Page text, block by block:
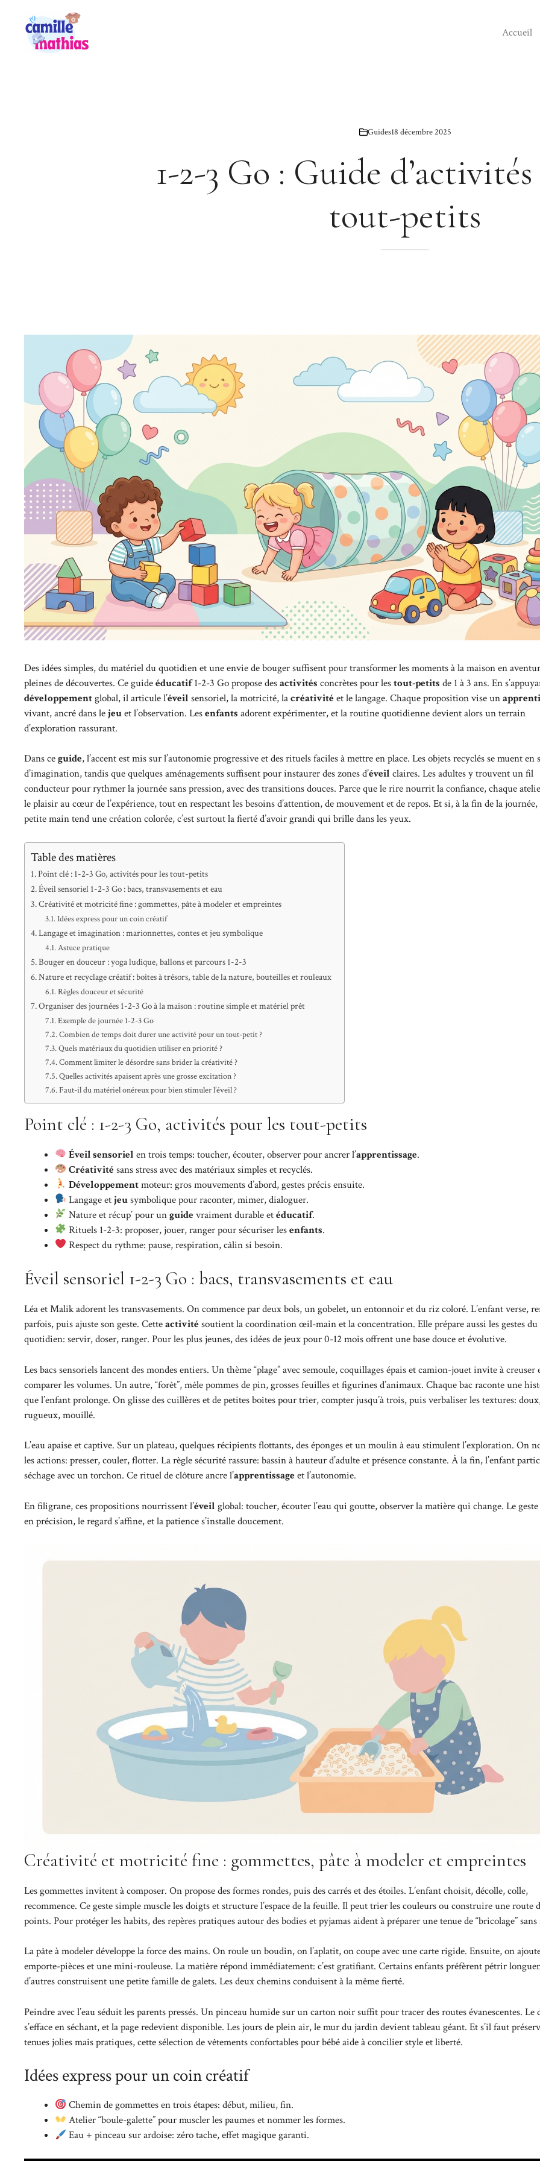
contenu
Accueil
Guides18 décembre 2025
1-2-3 Go : Guide
tout-petits
Des idées simples, du matériel du quotidien et une envie de bouger suffisent pour transformer les moments à la maison en
pleines de découvertes. Ce guideéducatif1-2-3 Go propose desactivités concrètes pour lestout-petits de 1 à 3 ans. En
développementglobal, il articule l’éveil sensoriel, la motricité, lacréativitéet le langage. Chaque proposition vise un
vivant, ancré dans lejeuet l’observation. Lesenfants adorent expérimenter, et la routine quotidienne devient alors un terrain
d’exploration rassurant.
Dans ceguide, l’accent est mis sur l’autonomie progressive et des rituels faciles à mettre en place. Les objets recyclés se muent en
d’imagination, tandis que quelques aménagements suffisent pour instaurer des zones d’éveil claires. Les adultes y trouvent un fil
conducteur pour rythmer la journée sans pression, avec des transitions douces. Parce que le rire nourrit la confiance, chaque
le plaisir au cœur de l’expérience, tout en respectant les besoins d’attention, de mouvement et de repos. Et si, à la fin de la
petite main tend une création colorée, c’est surtout la fierté d’avoir grandi qui brille dans les yeux.
Table des matières
Point clé : 1-2-3 Go, activités pour les tout-petits
Éveil sensoriel 1-2-3 Go : bacs, transvasements et eau
Créativité et motricité fine : gommettes, pâte à modeler et empreintes
Idées express pour un coin créatif
Langage et imagination : marionnettes, contes et jeu symbolique
Astuce pratique
Bouger en douceur : yoga ludique, ballons et parcours 1-2-3
Nature et recyclage créatif : boîtes à trésors, table de la nature, bouteilles et rouleaux
Règles douceur et sécurité
Organiser des journées 1-2-3 Go à la maison : routine simple et matériel prêt
Exemple de journée 1-2-3 Go
Combien de temps doit durer une activité pour un tout-petit ?
Quels matériaux du quotidien utiliser en priorité ?
Comment limiter le désordre sans brider la créativité ?
Quelles activités apaisent après une grosse excitation ?
Faut-il du matériel onéreux pour bien stimuler l’éveil ?
Point clé : 1-2-3 Go, activités pour les tout-petits
Éveil sensoriel en trois temps: toucher, écouter, observer pour ancrer l’apprentissage.
Créativitésans stress avec des matériaux simples et recyclés.
Développementmoteur: gros mouvements d’abord, gestes précis ensuite.
Langage etjeusymbolique pour raconter, mimer, dialoguer.
Nature et récup’ pour unguidevraiment durable etéducatif.
Rituels 1-2-3: proposer, jouer, ranger pour sécuriser lesenfants.
Respect du rythme: pause, respiration, câlin si besoin.
Éveil sensoriel 1-2-3 Go : bacs, transvasements et eau
Léa et Malik adorent les transvasements. On commence par deux bols, un gobelet, un entonnoir et du riz coloré. L’enfant verse,
parfois, puis ajuste son geste. Cetteactivitésoutient la coordination œil-main et la concentration. Elle prépare aussi les gestes du
quotidien: servir, doser, ranger. Pour les plus jeunes, desidées de jeux pour 0-12 moisoffrent une base douce et évolutive.
Les bacs sensoriels lancent des mondes entiers. Un thème “plage” avec semoule, coquillages épais et camion-jouet invite à creuser
comparer les volumes. Un autre, “forêt”, mêle pommes de pin, grosses feuilles et figurines d’animaux. Chaque bac raconte une
que l’enfant prolonge. On glisse des cuillères et de petites boîtes pour trier, compter jusqu’à trois, puis verbaliser les textures:
rugueux, mouillé.
L’eau apaise et captive. Sur un plateau, quelques récipients flottants, des éponges et un moulin à eau stimulent l’exploration. On
les actions: presser, couler, flotter. La règle sécurité rassure: bassin à hauteur d’adulte et présence constante. À la fin, l’enfant
séchage avec un torchon. Ce rituel de clôture ancre l’apprentissageet l’autonomie.
En filigrane, ces propositions nourrissent l’éveil global: toucher, écouter l’eau qui goutte, observer la matière qui change. Le
en précision, le regard s’affine, et la patience s’installe doucement.
Créativité et motricité fine : gommettes, pâte à modeler et empreintes
Les gommettes invitent à composer. On propose des formes rondes, puis des carrés et des étoiles. L’enfant choisit, décolle, colle,
recommence. Ce geste simple muscle les doigts et structure l’espace de la feuille. Il peut trier les couleurs ou construire une route
points. Pour protéger les habits, desrepères pratiques autour des bodies et pyjamasaident à préparer une tenue de “bricolage” sans
La pâte à modeler développe la force des mains. On roule un boudin, on l’aplatit, on coupe avec une carte rigide. Ensuite, on
emporte-pièces et une mini-rouleuse. La matière répond immédiatement: c’est gratifiant. Certains enfants préfèrent pétrir
d’autres construisent une petite famille de galets. Les deux chemins conduisent à la même fierté.
Peindre avec l’eau séduit les parents pressés. Un pinceau humide sur un carton noir suffit pour tracer des routes évanescentes. Le
s’efface en séchant, et la page redevient disponible. Les jours de plein air, le mur du jardin devient tableau géant. Et s’il faut
tenues jolies mais pratiques, cette sélection devêtements confortables pour bébéaide à concilier style et liberté.
Idées express pour un coin créatif
Chemin de gommettes en trois étapes: début, milieu, fin.
Atelier “boule-galette” pour muscler les paumes et nommer les formes.
Eau + pinceau sur ardoise: zéro tache, effet magique garanti.